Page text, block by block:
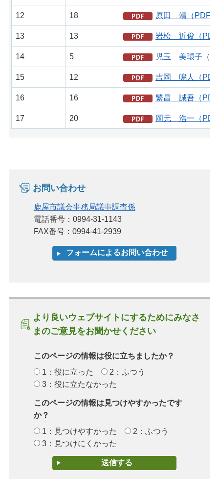
12 18 原田 靖（PDF
13 13 岩松 近俊（PDF
14 5 児玉 美環子（
15 12 吉岡 鳴人（PDF
16 16 繁昌 誠吾（PDF
17 20 岡元 浩一（PDF
お問い合わせ
鹿屋市議会事務局議事調査係
電話番号：0994-31-1143
FAX番号：0994-41-2939
より良いウェブサイトにするためにみなさ
まのご意見をお聞かせください
このページの情報は役に立ちましたか？
1：役に立った
2：ふつう
3：役に立たなかった
このページの情報は見つけやすかったです
か？
1：見つけやすかった
2：ふつう
3：見つけにくかった